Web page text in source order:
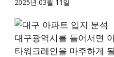
2025년 03월 11일
대구광역시를 들어서면
타워크레인을 마주하게